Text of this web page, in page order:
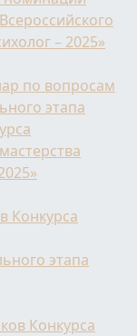
– 2025»
по вопросам
этапа
Конкурса
этапа
Конкурса